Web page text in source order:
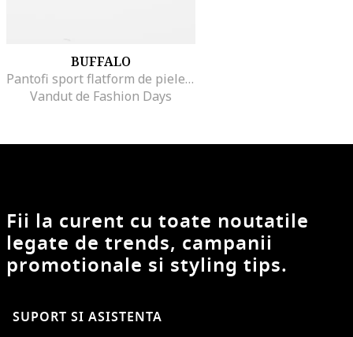
BUFFALO
Pantofi sport flatform de piele cu aspect masiv Classics, Alb murdar
Vandut de Fashion Days
Fii la curent cu toate noutatile
legate de trends, campanii
promotionale si styling tips.
SUPORT SI ASISTENTA